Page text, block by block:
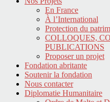
En France
À l’International
Protection du
COLLOQUES,
PUBLICATIONS
Proposer un projet
Fondation abritante
Soutenir la fondation
Nous contacter
Diplomatie Humanitaire